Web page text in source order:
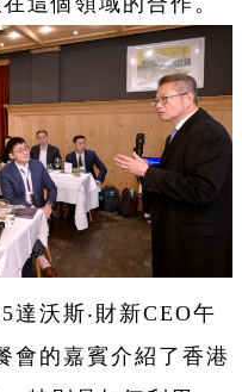
達沃斯‧財新CEO午
會的嘉賓介紹了香港